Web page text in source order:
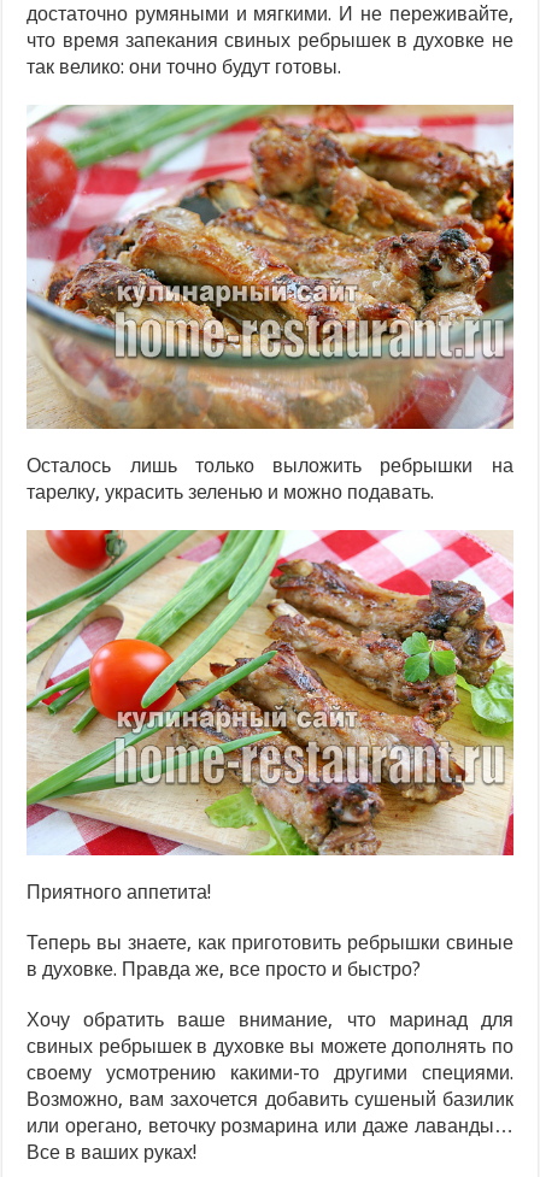
достаточно румяными и мягкими. И не переживайте,
что время запекания свиных ребрышек в духовке не
так велико: они точно будут готовы.
Осталось лишь только выложить ребрышки на
тарелку, украсить зеленью и можно подавать.
Приятного аппетита!
Теперь вы знаете, как приготовить ребрышки свиные
в духовке. Правда же, все просто и быстро?
Хочу обратить ваше внимание, что маринад для
свиных ребрышек в духовке вы можете дополнять по
своему усмотрению какими-то другими специями.
Возможно, вам захочется добавить сушеный базилик
или орегано, веточку розмарина или даже лаванды…
Все в ваших руках!